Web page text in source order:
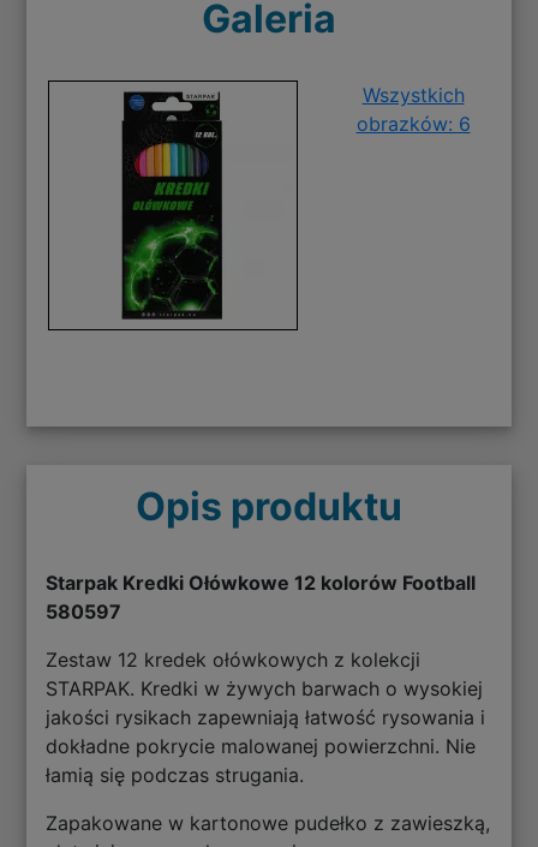
Galeria
Wszystkich
obrazków: 6
Opis produktu
Starpak Kredki Ołówkowe 12 kolorów Football
580597
Zestaw 12 kredek ołówkowych z kolekcji
STARPAK. Kredki w żywych barwach o wysokiej
jakości rysikach zapewniają łatwość rysowania i
dokładne pokrycie malowanej powierzchni. Nie
łamią się podczas strugania.
Zapakowane w kartonowe pudełko z zawieszką,